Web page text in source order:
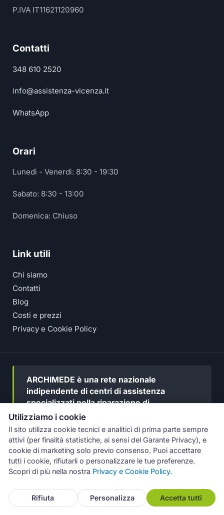
P.IVA IT11621120960
Contatti
348 610 2520
info@assistenza-vicenza.it
WhatsApp
Orari
Lunedì - Venerdì: 8:30 - 19:30
Sabato: 8:30 - 13:00
Domenica: Chiuso
Link utili
Chi siamo
Contatti
Blog
Costi e prezzi
Privacy e Cookie Policy
ARCHIMEDE è una rete nazionale
indipendente di centri di assistenza
specializzati nella riparazione di
elettrodomestici di tutte le marche, gestita
da Numeri Primi Srl.
Non siamo affiliati né
autorizzati dai produttorie interveniamo
esclusivamente su apparecchi fuori
garanzia.
selezioniamo i tecnici sul territorio e supportiamo il
Utilizziamo i cookie
Il sito utilizza cookie tecnici e analitici di prima parte sempre
attivi (per finalità statistiche, ai sensi del Garante Privacy), e
cookie di marketing solo previo consenso. Puoi accettare
tutti i cookie, rifiutarli o personalizzare le tue preferenze.
Scopri di più nella nostra Privacy e Cookie Policy.
Rifiuta Personalizza Accetta tutti